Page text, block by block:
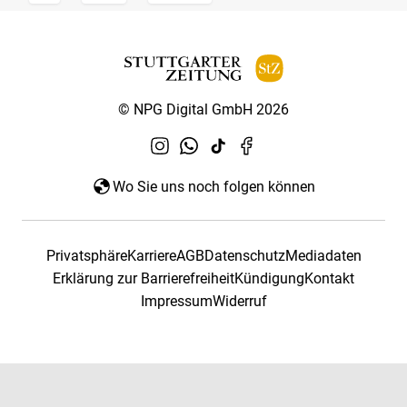
© NPG Digital GmbH 2026
Wo Sie uns noch folgen können
PrivatsphäreKarriereAGBDatenschutzMediadaten
Erklärung zur BarrierefreiheitKündigungKontakt
ImpressumWiderruf